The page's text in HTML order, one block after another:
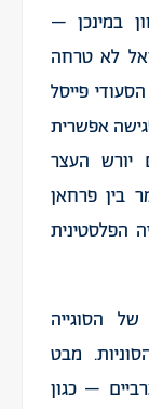
במינכן –
לא טרחה
פייסל
אפשרית
יורש העצר
בין פרחאן
הפלסטינית
הסוגייה
מבט
– כגון